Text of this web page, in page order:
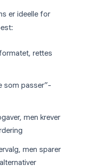
er ideelle for
rettes
som passer”-
men krever
men sparer